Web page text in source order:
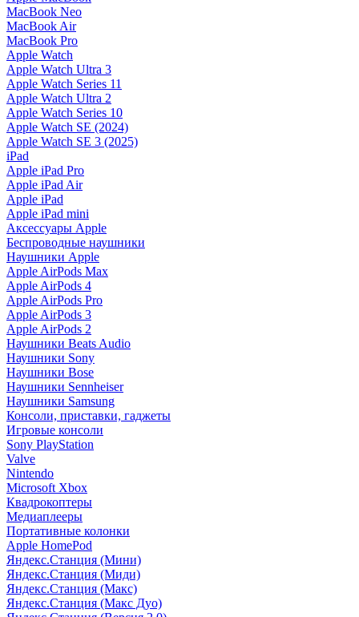
MacBook Neo
MacBook Air
MacBook Pro
Apple Watch
Apple Watch Ultra 3
Apple Watch Series 11
Apple Watch Ultra 2
Apple Watch Series 10
Apple Watch SE (2024)
Apple Watch SE 3 (2025)
iPad
Apple iPad Pro
Apple iPad Air
Apple iPad
Apple iPad mini
Аксессуары Apple
Беспроводные наушники
Наушники Apple
Apple AirPods Max
Apple AirPods 4
Apple AirPods Pro
Apple AirPods 3
Apple AirPods 2
Наушники Beats Audio
Наушники Sony
Наушники Bose
Наушники Sennheiser
Наушники Samsung
Консоли, приставки, гаджеты
Игровые консоли
Sony PlayStation
Valve
Nintendo
Microsoft Xbox
Квадрокоптеры
Медиаплееры
Портативные колонки
Apple HomePod
Яндекс.Станция (Мини)
Яндекс.Станция (Миди)
Яндекс.Станция (Макс)
Яндекс.Станция (Макс Дуо)